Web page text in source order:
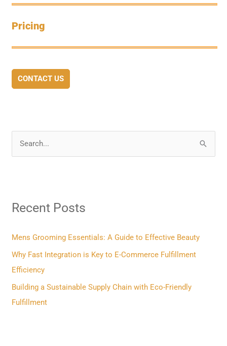
Pricing
CONTACT US
c
f
o
r
:
Recent Posts
Mens Grooming Essentials: A Guide to Effective Beauty
Why Fast Integration is Key to E-Commerce Fulfillment
Efficiency
Building a Sustainable Supply Chain with Eco-Friendly
Fulfillment